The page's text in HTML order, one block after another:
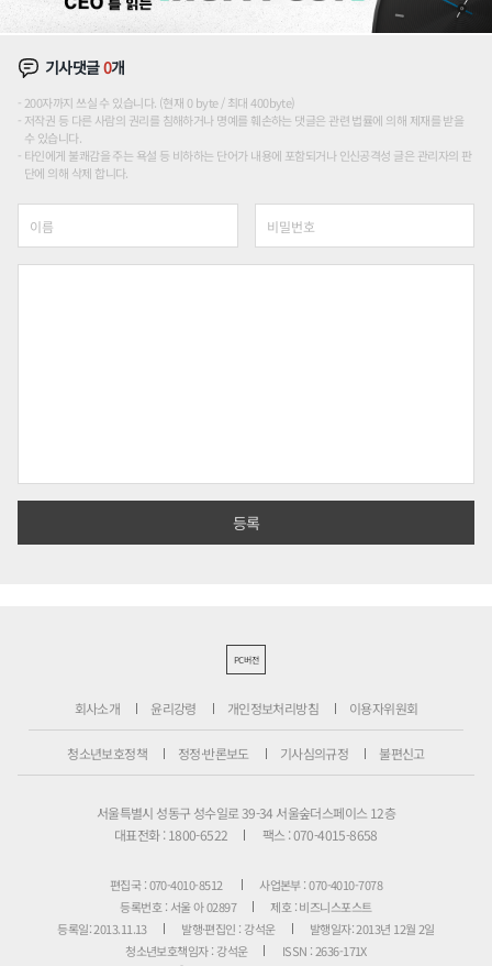
기사댓글0개
200자까지 쓰실 수 있습니다. (현재 0 byte / 최대 400byte)
저작권 등 다른 사람의 권리를 침해하거나 명예를 훼손하는 댓글은 관련 법률에 의해 제재를 받을
수 있습니다.
타인에게 불쾌감을 주는 욕설 등 비하하는 단어가 내용에 포함되거나 인신공격성 글은 관리자의 판
단에 의해 삭제 합니다.
PC버전
회사소개 윤리강령 개인정보처리방침 이용자위원회
청소년보호정책 정정·반론보도 기사심의규정 불편신고
서울특별시 성동구 성수일로 39-34 서울숲더스페이스 12층
대표전화 : 1800-6522
팩스 : 070-4015-8658
편집국 : 070-4010-8512
사업본부 : 070-4010-7078
등록번호 : 서울 아 02897
제호 : 비즈니스포스트
등록일: 2013.11.13
발행·편집인 : 강석운
발행일자: 2013년 12월 2일
청소년보호책임자 : 강석운
ISSN : 2636-171X